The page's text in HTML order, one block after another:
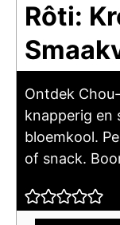
Rôti:
Ontdek
knapperig en
bloemkool.
of snack.